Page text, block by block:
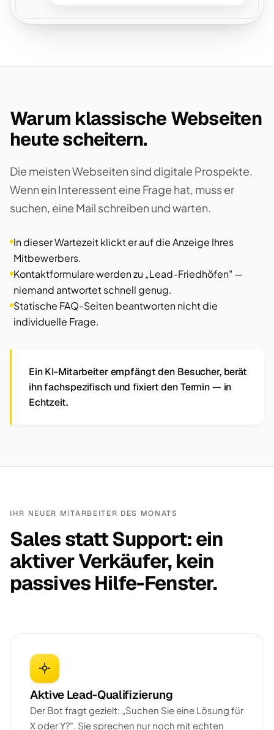
Warum klassische Webseiten
heute scheitern.
Die meisten Webseiten sind digitale Prospekte.
Wenn ein Interessent eine Frage hat, muss er
suchen, eine Mail schreiben und warten.
In dieser Wartezeit klickt er auf die Anzeige Ihres
Mitbewerbers.
Kontaktformulare werden zu „Lead-Friedhöfen" —
niemand antwortet schnell genug.
Statische FAQ-Seiten beantworten nicht die
individuelle Frage.
Ein KI-Mitarbeiter empfängt den Besucher, berät
ihn fachspezifisch und fixiert den Termin — in
Echtzeit.
IHR NEUER MITARBEITER DES MONATS
Sales statt Support: ein
aktiver Verkäufer, kein
passives Hilfe-Fenster.
Aktive Lead-Qualifizierung
Der Bot fragt gezielt: „Suchen Sie eine Lösung für
X oder Y?". Sie sprechen nur noch mit echten